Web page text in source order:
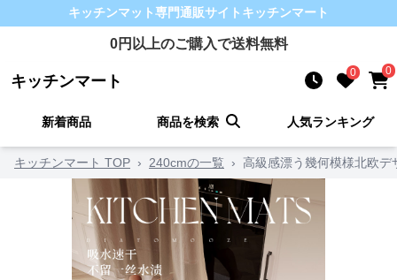
キッチンマット専門通販サイト キッチンマート
0円以上のご購入で送料無料
キッチンマート 0 0
新着商品 商品を検索 人気ランキング
キッチンマート TOP › 240cmの一覧 › 高級感漂う幾何模様北欧